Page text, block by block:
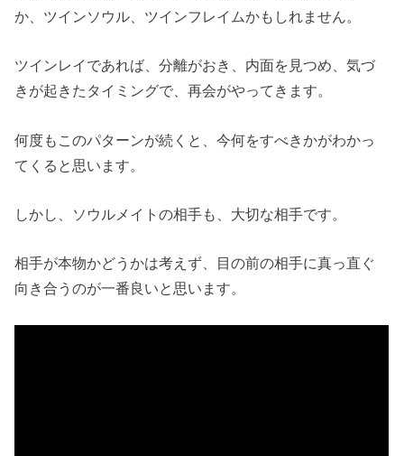
か、ツインソウル、ツインフレイムかもしれません。
ツインレイであれば、分離がおき、内面を見つめ、気づ
きが起きたタイミングで、再会がやってきます。
何度もこのパターンが続くと、今何をすべきかがわかっ
てくると思います。
しかし、ソウルメイトの相手も、大切な相手です。
相手が本物かどうかは考えず、目の前の相手に真っ直ぐ
向き合うのが一番良いと思います。